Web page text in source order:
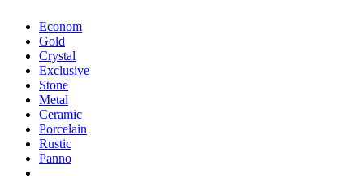
Econom
Gold
Crystal
Exclusive
Stone
Metal
Ceramic
Porcelain
Rustic
Panno